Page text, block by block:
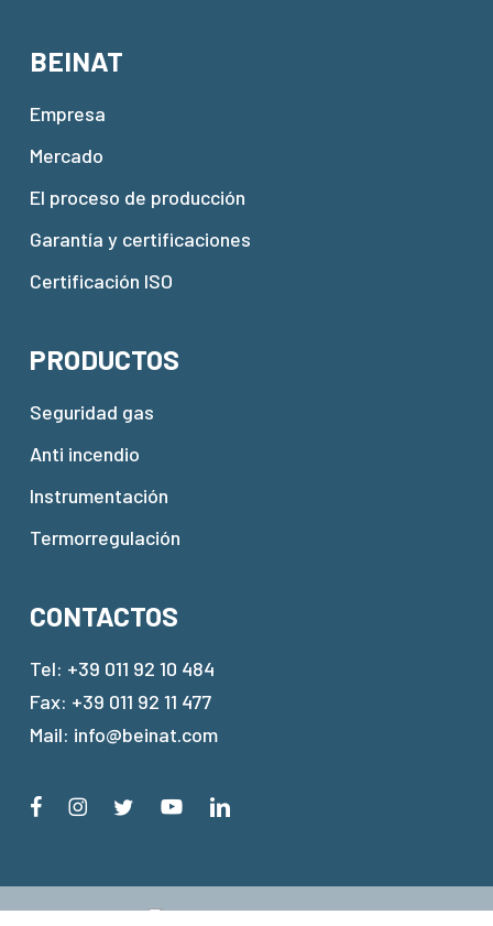
BEINAT
Empresa
Mercado
El proceso de producción
Garantía y certificaciones
Certificación ISO
PRODUCTOS
Seguridad gas
Anti incendio
Instrumentación
Termorregulación
CONTACTOS
Tel: +39 011 92 10 484
Fax: +39 011 92 11 477
Mail: info@beinat.com